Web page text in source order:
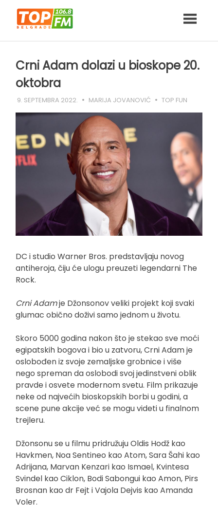
content
Crni Adam dolazi u bioskope 20.
oktobra
9. SEPTEMBRA 2022. MARIJA JOVANOVIĆ TOP FUN
DC i studio Warner Bros. predstavljaju novog
antiheroja, čiju će ulogu preuzeti legendarni The
Rock.
Crni Adamje Džonsonov veliki projekt koji svaki
glumac obično doživi samo jednom u životu.
Skoro 5000 godina nakon što je stekao sve moći
egipatskih bogova i bio u zatvoru, Crni Adam je
oslobođen iz svoje zemaljske grobnice i više
nego spreman da oslobodi svoj jedinstveni oblik
pravde i osvete modernom svetu. Film prikazuje
neke od najvećih bioskopskih borbi u godini, a
scene pune akcije već se mogu videti u finalnom
trejleru.
Džonsonu se u filmu pridružuju Oldis Hodž kao
Havkmen, Noa Sentineo kao Atom, Sara Šahi kao
Adrijana, Marvan Kenzari kao Ismael, Kvintesa
Svindel kao Ciklon, Bodi Sabongui kao Amon, Pirs
Brosnan kao dr Fejt i Vajola Dejvis kao Amanda
Voler.